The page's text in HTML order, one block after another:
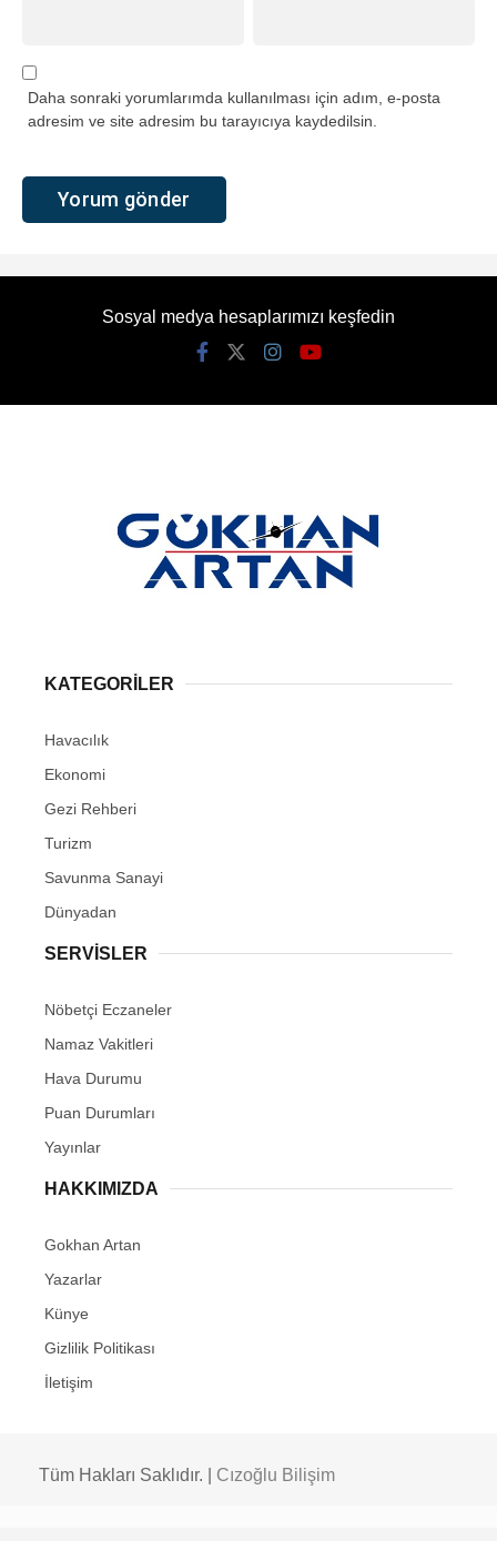
Daha sonraki yorumlarımda kullanılması için adım, e-posta
adresim ve site adresim bu tarayıcıya kaydedilsin.
Sosyal medya hesaplarımızı keşfedin
KATEGORİLER
Havacılık
Ekonomi
Gezi Rehberi
Turizm
Savunma Sanayi
Dünyadan
SERVİSLER
Nöbetçi Eczaneler
Namaz Vakitleri
Hava Durumu
Puan Durumları
Yayınlar
HAKKIMIZDA
Gokhan Artan
Yazarlar
Künye
Gizlilik Politikası
İletişim
Tüm Hakları Saklıdır. | Cızoğlu Bilişim